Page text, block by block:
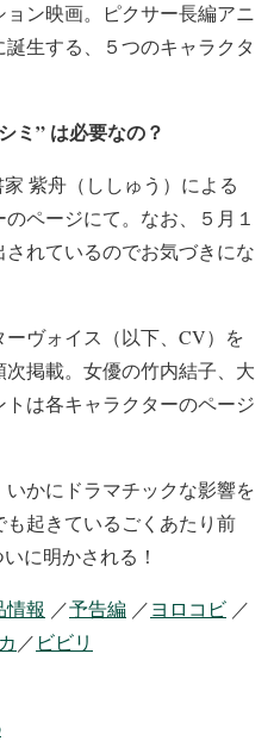
ン映画。ピクサー長編アニ
生する、５つのキャラクタ
ミ” は必要なの？
紫舟（ししゅう）による
ページにて。なお、５月１
れているのでお気づきにな
ヴォイス（以下、CV）を
掲載。女優の竹内結子、大
は各キャラクターのページ
かにドラマチックな影響を
起きているごくあたり前
に明かされる！
情報 ／予告編 ／ヨロコビ ／
／ ビビリ